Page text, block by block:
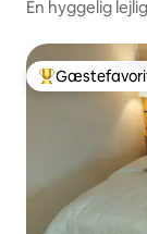
En hyggelig
Bedste